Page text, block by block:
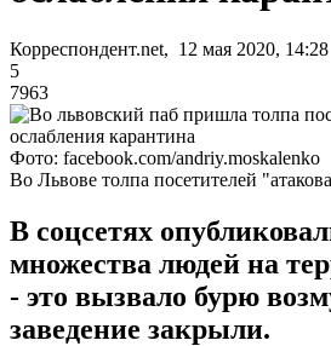
Корреспондент.net, 12 мая 2020, 14:28
5
7963
Фото: facebook.com/andriy.moskalenko
Во Львове толпа посетителей
В соцсетях
множества людей на
- это вызвало бурю
заведение закрыли.